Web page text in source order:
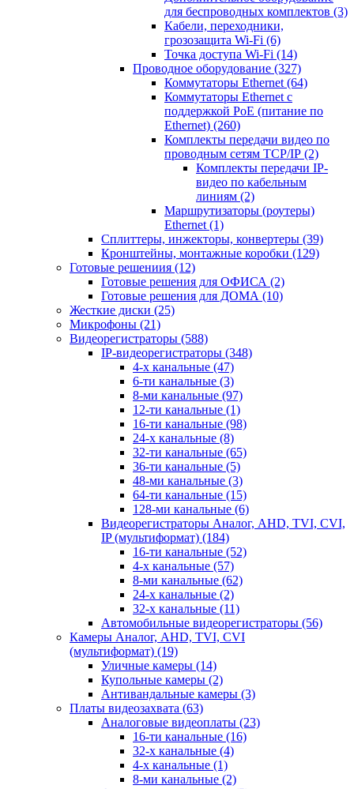
для беспроводных комплектов (3)
Кабели, переходники,
грозозащита Wi-Fi (6)
Точка доступа Wi-Fi (14)
Проводное оборудование (327)
Коммутаторы Ethernet (64)
Коммутаторы Ethernet с
поддержкой PoE (питание по
Ethernet) (260)
Комплекты передачи видео по
проводным сетям TCP/IP (2)
Комплекты передачи IP-
видео по кабельным
линиям (2)
Маршрутизаторы (роутеры)
Ethernet (1)
Сплиттеры, инжекторы, конвертеры (39)
Кронштейны, монтажные коробки (129)
Готовые решениия (12)
Готовые решения для ОФИСА (2)
Готовые решения для ДОМА (10)
Жесткие диски (25)
Микрофоны (21)
Видеорегистраторы (588)
IP-видеорегистраторы (348)
4-х канальные (47)
6-ти канальные (3)
8-ми канальные (97)
12-ти канальные (1)
16-ти канальные (98)
24-х канальные (8)
32-ти канальные (65)
36-ти канальные (5)
48-ми канальные (3)
64-ти канальные (15)
128-ми канальные (6)
Видеорегистраторы Аналог, AHD, TVI, CVI,
IP (мультиформат) (184)
16-ти канальные (52)
4-х канальные (57)
8-ми канальные (62)
24-х канальные (2)
32-х канальные (11)
Автомобильные видеорегистраторы (56)
Камеры Аналог, AHD, TVI, CVI
(мультиформат) (19)
Уличные камеры (14)
Купольные камеры (2)
Антивандальные камеры (3)
Платы видеозахвата (63)
Аналоговые видеоплаты (23)
16-ти канальные (16)
32-х канальные (4)
4-х канальные (1)
8-ми канальные (2)